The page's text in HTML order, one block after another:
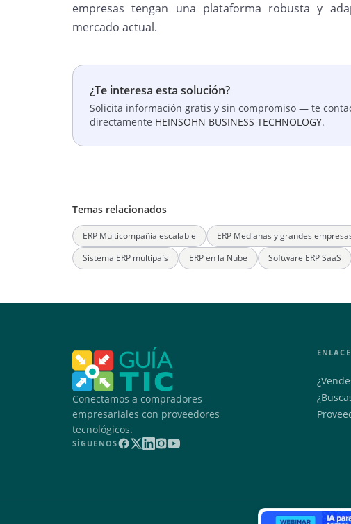
empresas tengan una plataforma robusta y
mercado actual.
¿Te interesa esta solución?
Solicita información gratis y sin compromiso — te
directamente HEINSOHN BUSINESS TECHNOLOGY.
Temas relacionados
ERP Multicompañía escalable ERP Medianas y grandes
Sistema ERP multipaís
ERP en la Nube Software ERP SaaS
Conectamos a compradores
empresariales con proveedores
tecnológicos.
SÍGUENOS